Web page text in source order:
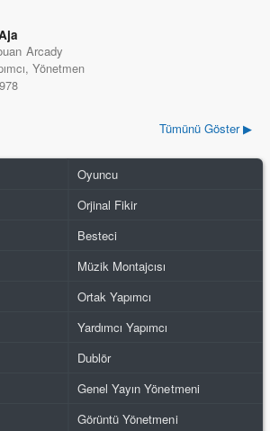
Arcady
Yönetmen
Tümünü Göster ▶
Oyuncu
Orjinal Fikir
Besteci
Müzik Montajcısı
Ortak Yapımcı
Yardımcı Yapımcı
Dublör
Genel Yayın Yönetmeni
Görüntü Yönetmeni